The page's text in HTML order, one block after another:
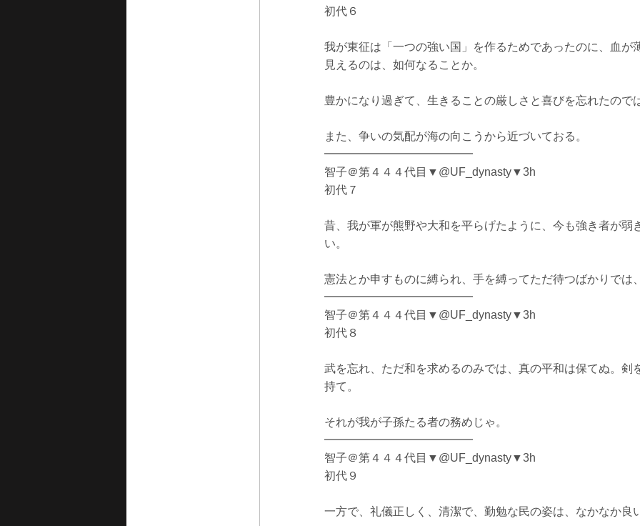
初代６
我が東征は「一つの強い国」を作るためであったのに、血が
見えるのは、如何なることか。
豊かになり過ぎて、生きることの厳しさと喜びを忘れたので
また、争いの気配が海の向こうから近づいておる。
━━━━━━━━━━━━━
智子＠第４４４代目▼@UF_dynasty▼3h
初代７
昔、我が軍が熊野や大和を平らげたように、今も強き者が弱
い。
憲法とか申すものに縛られ、手を縛ってただ待つばかりでは
━━━━━━━━━━━━━
智子＠第４４４代目▼@UF_dynasty▼3h
初代８
武を忘れ、ただ和を求めるのみでは、真の平和は保てぬ。剣
持て。
それが我が子孫たる者の務めじゃ。
━━━━━━━━━━━━━
智子＠第４４４代目▼@UF_dynasty▼3h
初代９
一方で、礼儀正しく、清潔で、勤勉な民の姿は、なかなか良